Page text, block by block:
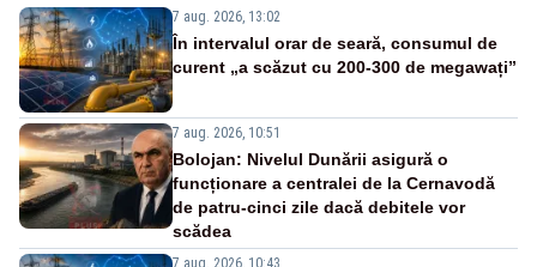
7 aug. 2026, 13:02
În intervalul orar de seară, consumul de
curent „a scăzut cu 200-300 de megawați”
7 aug. 2026, 10:51
Bolojan: Nivelul Dunării asigură o
funcționare a centralei de la Cernavodă
de patru-cinci zile dacă debitele vor
scădea
7 aug. 2026, 10:43